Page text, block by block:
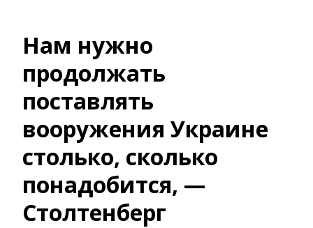
Нам нужно
продолжать
поставлять
вооружения Украине
столько, сколько
понадобится, —
Столтенберг